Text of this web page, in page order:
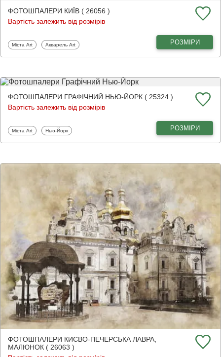
ФОТОШПАЛЕРИ КИЇВ ( 26056 )
Вартість залежить від розмірів
Фотошпалери
Міста Art Фотошпалери
Акварель Art РОЗМІРИ
ФОТОШПАЛЕРИ ГРАФІЧНИЙ НЬЮ-ЙОРК ( 25324 )
Вартість залежить від розмірів
Фотошпалери
Міста Art Фотошпалери
Нью-Йорк РОЗМІРИ
ФОТОШПАЛЕРИ КИЄВО-ПЕЧЕРСЬКА ЛАВРА,
МАЛЮНОК ( 26063 )